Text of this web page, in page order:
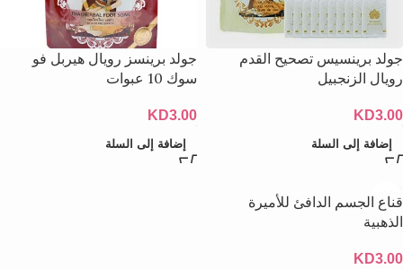
جولد برينسيس تصحيح القدم
رويال الزنجبيل
KD3.00
إضافة إلى السلة
جولد برينسز رويال هيربل فو
سوك 10 عبوات
KD3.00
إضافة إلى السلة
قناع الجسم الدافئ للأميرة
الذهبية
KD3.00